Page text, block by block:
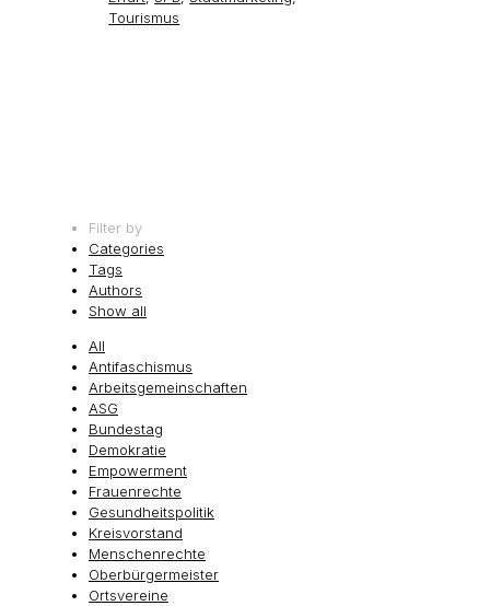
Tourismus
Filter by
Categories
Tags
Authors
Show all
All
Antifaschismus
Arbeitsgemeinschaften
ASG
Bundestag
Demokratie
Empowerment
Frauenrechte
Gesundheitspolitik
Kreisvorstand
Menschenrechte
Oberbürgermeister
Ortsvereine